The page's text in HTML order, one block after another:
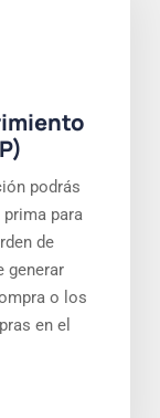
podrás
para
de
generar
o los
en el